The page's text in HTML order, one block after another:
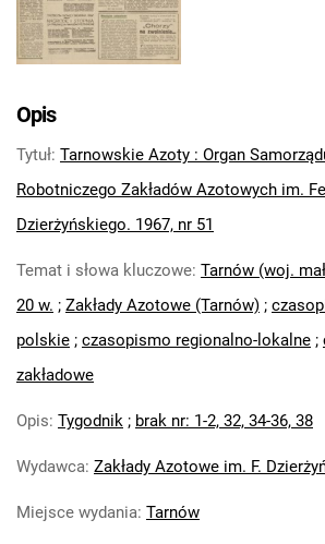
Robotniczego Zakładów
Feliksa Dzierżyńskiego. 1967, nr
Tarnowskie Azoty : Organ
Robotniczego Zakładów
Feliksa Dzierżyńskiego. 1967, nr
Robotniczego Zakładów
Feliksa Dzierżyńskiego. 1967,
Tarnowskie Azoty : Organ
Tarnowskie Azoty : Organ
Feliksa Dzierżyńskiego. 1967,
Robotniczego Zakładów
Opis
Tytuł: Tarnowskie Azoty : Organ
Robotniczego Zakładów Azotowych im.
Dzierżyńskiego. 1967, nr 51
Temat i słowa kluczowe: Tarnów (woj.
20 w. ; Zakłady Azotowe (Tarnów) ;
polskie ; czasopismo regionalno-lokalne ;
zakładowe
Opis: Tygodnik ; brak nr: 1-2, 32, 34-36, 38
Wydawca: Zakłady Azotowe im. F.
Miejsce wydania: Tarnów